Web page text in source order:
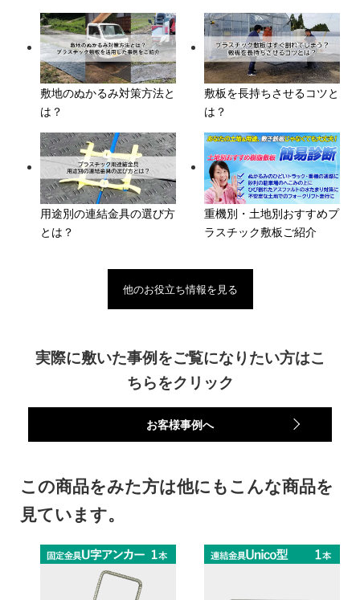
敷地のぬかるみ対策方法と
は？
敷板を長持ちさせるコツと
は？
用途別の連結金具の選び方
とは？
重機別・土地別おすすめプ
ラスチック敷板ご紹介
他のお役立ち情報を見る
実際に敷いた事例をご覧になりたい方はこ
ちらをクリック
お客様事例へ
この商品をみた方は他にもこんな商品を
見ています。